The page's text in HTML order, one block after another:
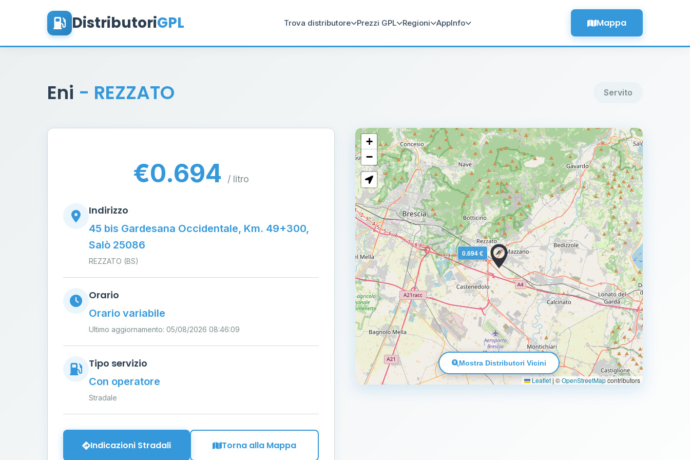
DistributoriGPL Trova distributore Prezzi GPL Regioni AppInfo Mappa
Eni - REZZATO Servito
€0.694 / litro
Indirizzo
45 bis Gardesana Occidentale, Km. 49+300,
Salò 25086
REZZATO (BS)
Orario
Orario variabile
Ultimo aggiornamento: 05/08/2026 08:46:09
Tipo servizio
Con operatore
Stradale
Indicazioni Stradali Torna alla Mappa
0.694 €
+
−
Leaflet|©OpenStreetMapcontributors
Mostra Distributori Vicini